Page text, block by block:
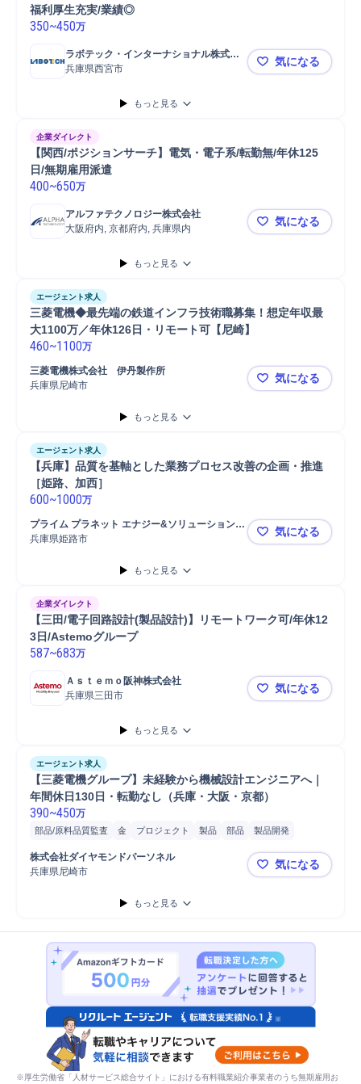
福利厚生充実/業績◎
350~450万
ラボテック・インターナショナル株式会
社
兵庫県西宮市 理系卒歓迎
気になる
もっと見る
企業ダイレクト
【関西/ポジションサーチ】電気・電子系/転勤無/年休125
日/無期雇用派遣
400~650万
アルファテクノロジー株式会社
大阪府内, 京都府内, 兵庫県内
【関西/ポジ
気になる
もっと見る
エージェント求人
三菱電機◆最先端の鉄道インフラ技術職募集！想定年収最
460~1100万
三菱電機株式会社　伊丹製作所
兵庫県尼崎市
三菱電機◆
気になる
もっと見る
エージェント求人
【兵庫】品質を基軸とした業務プロセス改善の企画・推進
［姫路、加西］
600~1000万
プライム プラネット エナジー&ソリューションズ
株式会社
兵庫県姫路市 【兵庫】品
気になる
もっと見る
企業ダイレクト
【三田/電子回路設計(製品設計)】リモートワーク可/年休12
3日/Astemoグループ
587~683万
Ａｓｔｅｍｏ阪神株式会社
兵庫県三田市
【三田/電
気になる
もっと見る
エージェント求人
【三菱電機グループ】未経験から機械設計エンジニアへ｜
年間休日130日・転勤なし（兵庫・大阪・京都）
390~450万
部品/原料品質監査 金 プロジェクト 製品 部品
製品開発
機械設計
ソフトウェアエンジニアリング
バイオエンジニアリング
機械整備 車両整備
機械部品
電気/電子機械修理
電気設備メンテナンス 電気職人
電気設備
株式会社ダイヤモンドパーソネル
兵庫県尼崎市
【三菱電機
気になる
もっと見る
※厚生労働省「人材サービス総合サイト」における有料職業紹介事業者のうち無期雇用お